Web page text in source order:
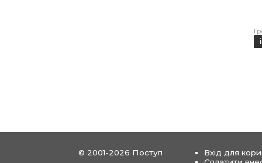
© 2001-2026 Поступ
Вхід для